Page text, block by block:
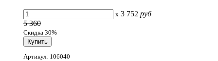
x 3 752 руб
5 360
Скидка 30%
Артикул: 106040